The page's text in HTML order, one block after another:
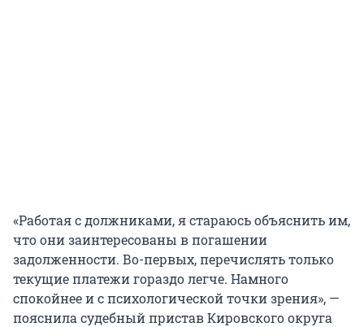
«Работая с должниками, я стараюсь объяснить им,
что они заинтересованы в погашении
задолженности. Во-первых, перечислять только
текущие платежи гораздо легче. Намного
спокойнее и с психологической точки зрения», —
пояснила судебный пристав Кировского округа